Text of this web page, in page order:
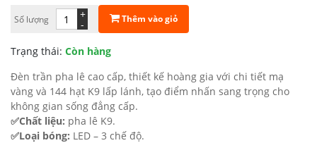
là:
18.800.000 ₫.
tại
là:
10.340.000 ₫.
Số lượng -
+ Thêm vào giỏ
Trạng thái: Còn hàng
Đèn trần pha lê cao cấp, thiết kế hoàng gia với chi tiết mạ
vàng và 144 hạt K9 lấp lánh, tạo điểm nhấn sang trọng cho
không gian sống đẳng cấp.
✅Chất liệu: pha lê K9.
✅Loại bóng: LED – 3 chế độ.